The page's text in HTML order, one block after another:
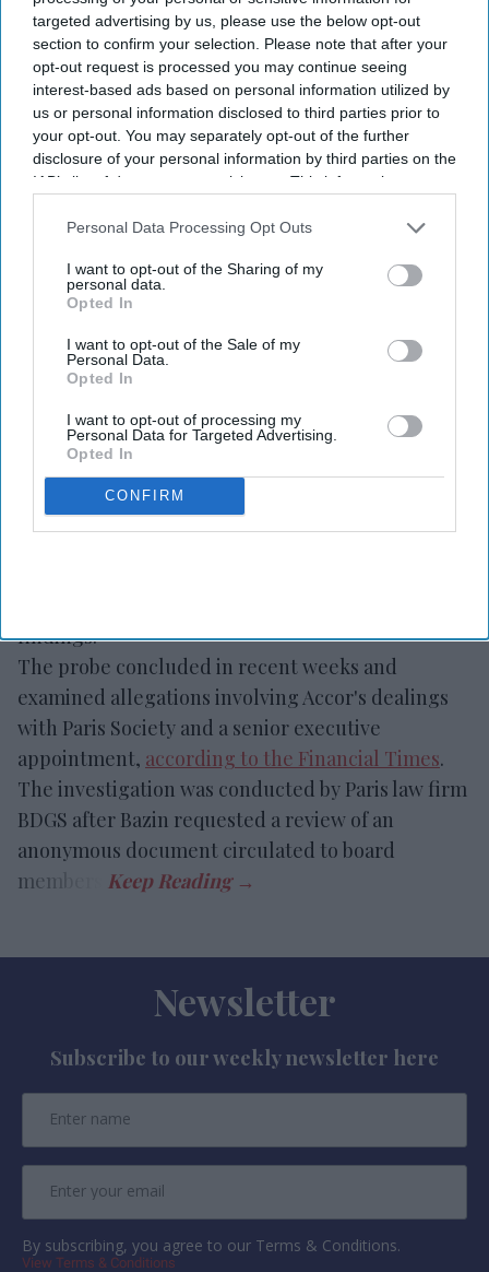
targeted advertising by us, please use the below opt-out
section to confirm your selection. Please note that after your
opt-out request is processed you may continue seeing
interest-based ads based on personal information utilized by
us or personal information disclosed to third parties prior to
your opt-out. You may separately opt-out of the further
disclosure of your personal information by third parties on the
IAB’s list of downstream participants. This information may
Downstream Participantsthat may further disclose it to other
Personal Data Processing Opt Outs
I want to opt-out of the Sharing of my
personal data.
Opted In
I want to opt-out of the Sale of my
Personal Data.
Opted In
I want to opt-out of processing my
Personal Data for Targeted Advertising.
Opted In
CONFIRM
Photo by Loic Venance/AFP via Getty Images
Probe clears Accor CEO of conflict
claims
Vishnu Rageev R. Jul 19, 2026
Accor board cleared its CEO of conflict
allegations.
Probe came amid broader scrutiny of Accor.
Paris law firm BDGS conducted the
investigation.
THE ACCOR SA board commissioned an
independent investigation into CEO Sébastien
Bazin after anonymous allegations of conflicts of
findings.
The probe concluded in recent weeks and
examined allegations involving Accor's dealings
with Paris Society and a senior executive
appointment, according to the Financial Times.
The investigation was conducted by Paris law firm
BDGS after Bazin requested a review of an
anonymous document circulated to board
members.
Newsletter
Subscribe to our weekly newsletter here
By subscribing, you agree to our Terms & Conditions.
View Terms & Conditions